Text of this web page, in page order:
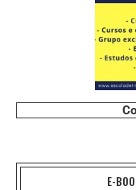
E-